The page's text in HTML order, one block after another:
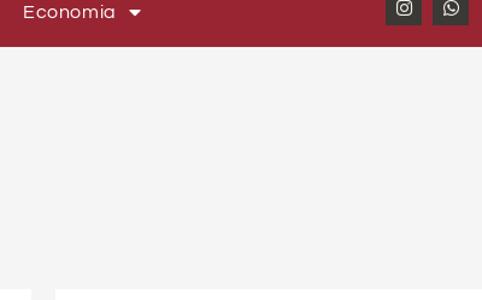
Economia